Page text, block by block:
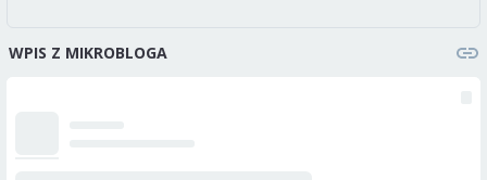
WPIS Z MIKROBLOGA